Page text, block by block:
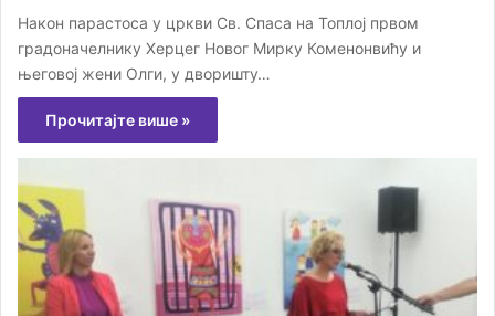
Након парастоса у цркви Св. Спаса на Топлој првом
градоначелнику Херцег Новог Мирку Коменонвићу и
његовој жени Олги, у дворишту…
Прочитајте више »